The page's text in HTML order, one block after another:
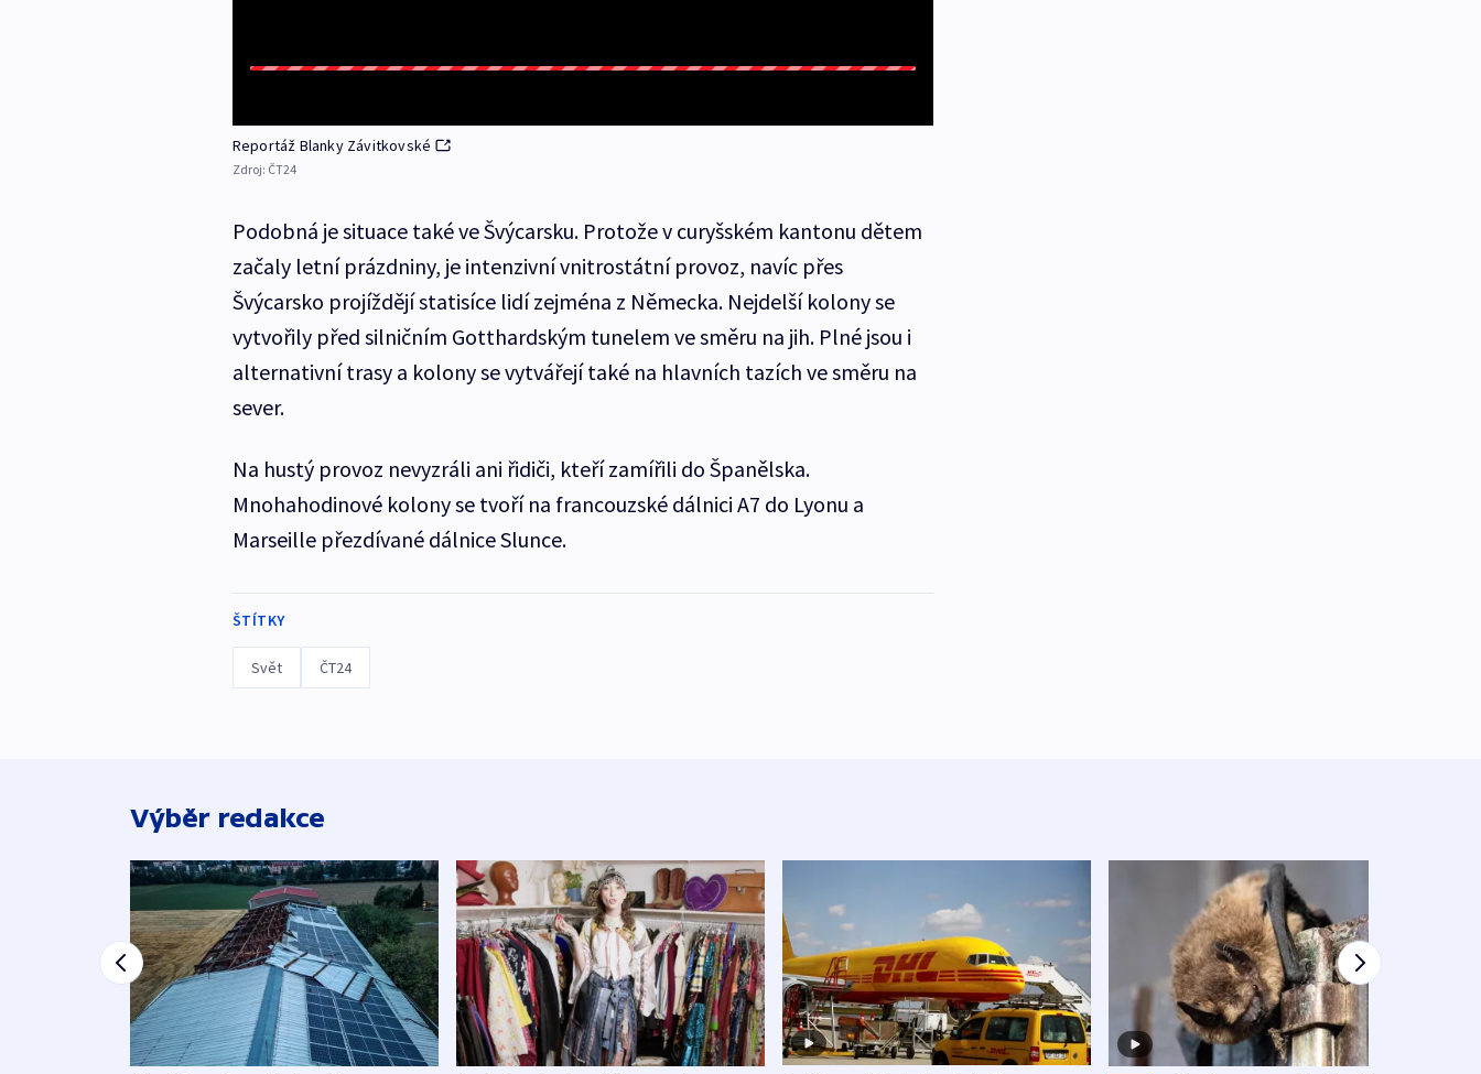
Reportáž Blanky Závitkovské
Zdroj: ČT24
Podobná je situace také ve Švýcarsku. Protože v curyšském kantonu dětem
začaly letní prázdniny, je intenzivní vnitrostátní provoz, navíc přes
Švýcarsko projíždějí statisíce lidí zejména z Německa. Nejdelší kolony se
vytvořily před silničním Gotthardským tunelem ve směru na jih. Plné jsou i
alternativní trasy a kolony se vytvářejí také na hlavních tazích ve směru na
sever.
Na hustý provoz nevyzráli ani řidiči, kteří zamířili do Španělska.
Mnohahodinové kolony se tvoří na francouzské dálnici A7 do Lyonu a
Marseille přezdívané dálnice Slunce.
ŠTÍTKY
Svět ČT24
Výběr redakce